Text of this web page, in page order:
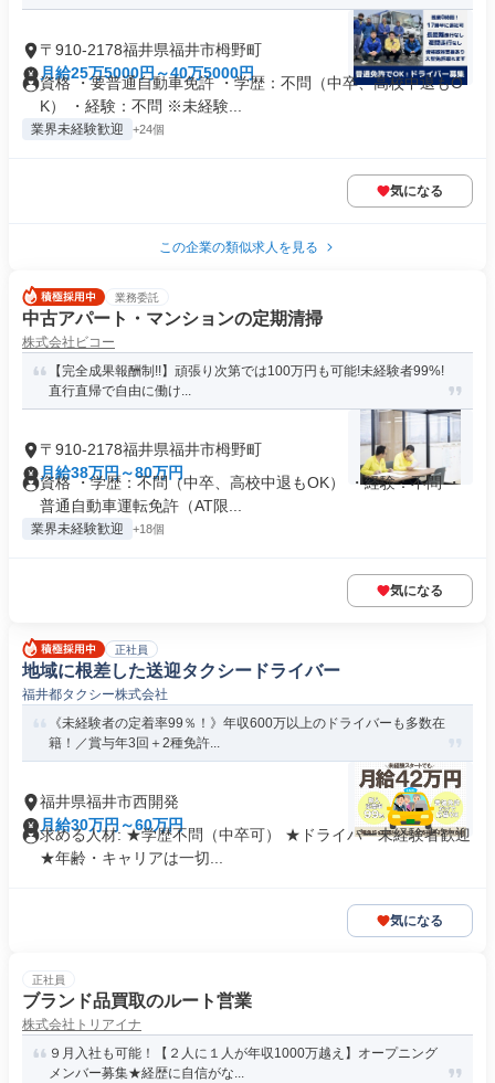
〒910-2178福井県福井市栂野町
月給25万5000円～40万5000円
資格 ・要普通自動車免許 ・学歴：不問（中卒、高校中退もO
K） ・経験：不問 ※未経験...
業界未経験歓迎 +24個
気になる
この企業の類似求人を見る
業務委託
中古アパート・マンションの定期清掃
株式会社ビコー
【完全成果報酬制!!】頑張り次第では100万円も可能!未経験者99%!
直行直帰で自由に働け...
〒910-2178福井県福井市栂野町
月給38万円～80万円
資格 ・学歴：不問（中卒、高校中退もOK） ・経験：不問 ・
普通自動車運転免許（AT限...
業界未経験歓迎 +18個
気になる
正社員
地域に根差した送迎タクシードライバー
福井都タクシー株式会社
《未経験者の定着率99％！》年収600万以上のドライバーも多数在
籍！／賞与年3回＋2種免許...
福井県福井市西開発
月給30万円～60万円
求める人材: ★学歴不問（中卒可） ★ドライバー未経験者歓迎
★年齢・キャリアは一切...
気になる
正社員
ブランド品買取のルート営業
株式会社トリアイナ
９月入社も可能！【２人に１人が年収1000万越え】オープニング
メンバー募集★経歴に自信がな...